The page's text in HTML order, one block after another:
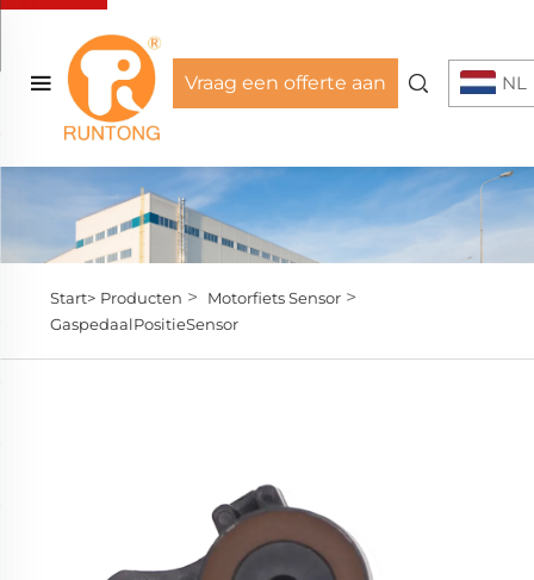
Vraag een offerte aan NL
Start> Producten > Motorfiets Sensor>
GaspedaalPositieSensor